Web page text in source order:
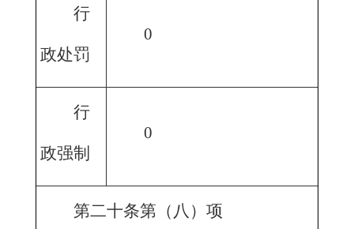
行
政处罚
0
行
政强制
0
第二十条第（八）项